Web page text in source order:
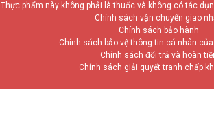
Thực phẩm này không phải là thuốc và không có tác
Chính sách vận chuyển giao
Chính sách bảo hành
Chính sách bảo vệ thông tin cá nhân
Chính sách đổi trả và hoàn
Chính sách giải quyết tranh chấp